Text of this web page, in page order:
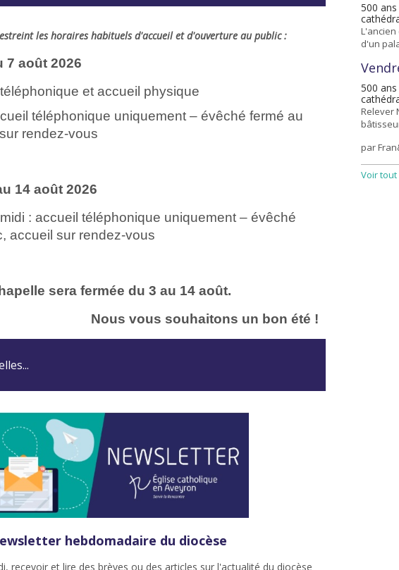
les horaires habituels d'accueil et d'ouverture au public :
7 août 2026
et accueil physique
téléphonique uniquement – évêché fermé au
rendez-vous
14 août 2026
: accueil téléphonique uniquement – évêché
accueil sur rendez-vous
sera fermée du 3 au 14 août.
Nous vous souhaitons un bon été !
hebdomadaire du diocèse
recevoir et lire des brèves ou des articles sur l'actualité du diocèse
500
L'ancien
d'un
500
Relever
par
Voir tout